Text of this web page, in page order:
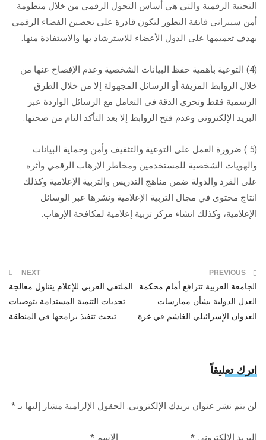
التحتية الرقمية والتي هي أساس التحول الرقمي من خلال منظومة
أمن سيبراني فائقة التطور لتكون قادرة على تحصين الفضاء الرقمي
بهدف تعميمها على الدول الأعضاء للاسترشاد بها والاستفادة منها.
(4) التوعية بأهمية حفظ البيانات الشخصية وعدم الإفصاح عنها من
خلال الروابط المزيفة أو الرسائل المجهولة إلا من خلال الطرق
الرسمية فقط وتحري الدقة في التعامل مع الرسائل الواردة عبر
البريد الإلكتروني وعدم فتح الروابط إلا بعد التأكد التام من صحتها.
(5 ) ضرورة العمل على التوعية والتثقيف وأمن وحماية البيانات
والهويات الشخصية للمستخدمين ومخاطر الإرهاب الرقمي وأثره
على الفرد والدولة ضمن مناهج التدريس والتربية الإعلامية وكذلك
انتاج محتوى في مجال التربية الإعلامية ونشرها عبر الوسائل
الإعلامية، وكذلك انشاء مركز تربية إعلامية لمكافحة الإرهاب.
PREVIOUS
الجامعة العربية تترافع أمام محكمة
العدل الدولية بشأن ممارسات
العدوان الإسرائيلي الغاشم في غزة
NEXT
الملتقى العربي للإعلام يتناول معالجة
تحديات التنمية المستدامة بتوصيات
تبحث تنفيذ برامجها في المنطقة
اترك تعليقاً
لن يتم نشر عنوان بريدك الإلكتروني. الحقول الإلزامية مشار إليها بـ*
الاسم * البريد الإلكتروني *